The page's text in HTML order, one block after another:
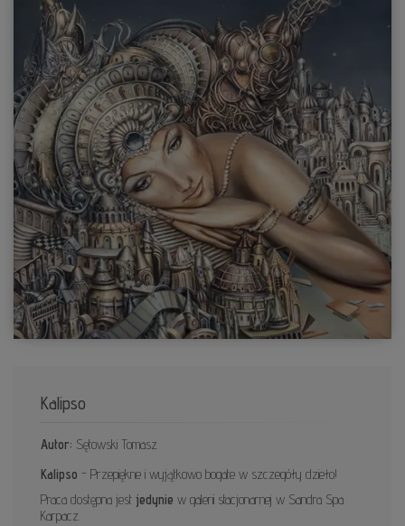
Kalipso
Autor: Sętowski Tomasz
Kalipso - Przepiękne i wyjątkowo bogate w szczegóły dzieło!
Praca dostępna jest jedynie w galerii stacjonarnej w Sandra Spa
Karpacz.